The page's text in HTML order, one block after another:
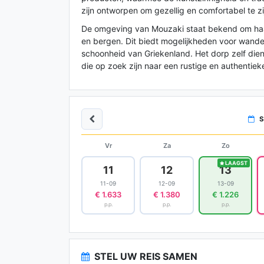
zijn ontworpen om gezellig en comfortabel te
De omgeving van Mouzaki staat bekend om
en bergen. Dit biedt mogelijkheden voor
schoonheid van Griekenland. Het dorp zelf
die op zoek zijn naar een rustige en
Vr Za Zo
11
11-09
€ 1.633
p.p.
12
12-09
€ 1.380
p.p.
LAAGST
13
13-09
€ 1.226
p.p.
STEL UW REIS SAMEN